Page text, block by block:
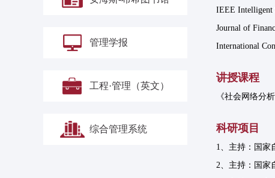
管理学报
工程·管理（英文）
综合管理系统
IEEE Intelligent
Journal of
International
讲授课程
《社会网络分
科研项目
1、主持：国家
2、主持：国家